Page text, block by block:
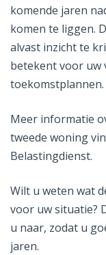
komende jaren
komen te liggen.
alvast inzicht te
betekent voor uw
toekomstplannen.
Meer informatie
tweede woning
Belastingdienst.
Wilt u weten wat
voor uw situatie?
u naar, zodat u
jaren.